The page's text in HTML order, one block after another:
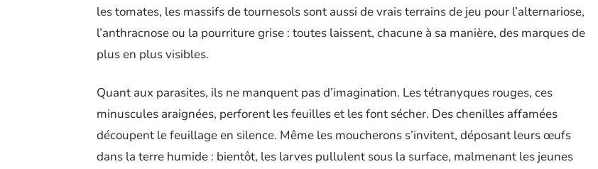
les tomates, les massifs de tournesols sont aussi de vrais terrains de jeu pour l’alternariose,
l’anthracnose ou la pourriture grise : toutes laissent, chacune à sa manière, des marques de
plus en plus visibles.
Quant aux parasites, ils ne manquent pas d’imagination. Les tétranyques rouges, ces
minuscules araignées, perforent les feuilles et les font sécher. Des chenilles affamées
découpent le feuillage en silence. Même les moucherons s’invitent, déposant leurs œufs
dans la terre humide : bientôt, les larves pullulent sous la surface, malmenant les jeunes